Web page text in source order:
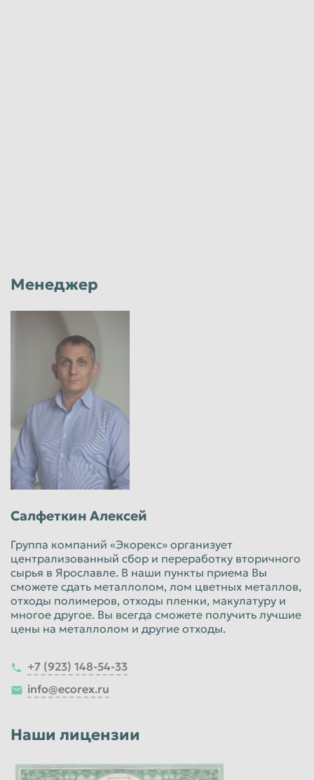
Менеджер
Салфеткин Алексей
Группа компаний «Экорекс» организует
централизованный сбор и переработку вторичного
сырья в Ярославле. В наши пункты приема Вы
сможете сдать металлолом, лом цветных металлов,
отходы полимеров, отходы пленки, макулатуру и
многое другое. Вы всегда сможете получить лучшие
цены на металлолом и другие отходы.
+7 (923) 148-54-33
info@ecorex.ru
Наши лицензии